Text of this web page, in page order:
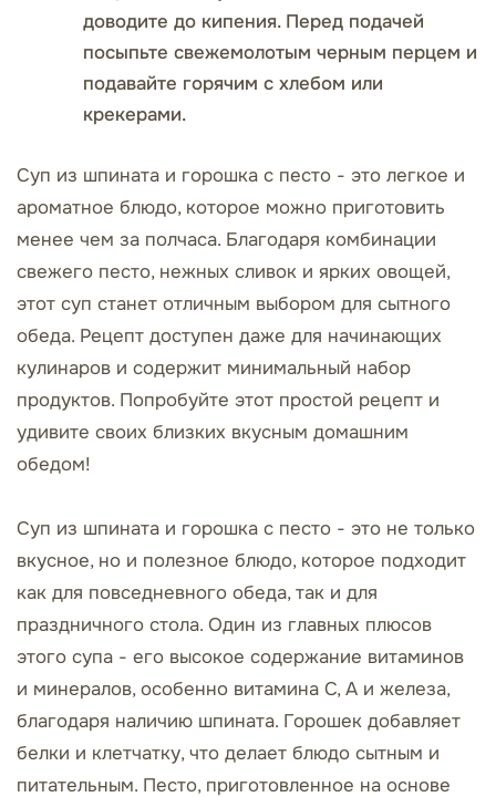
доводите до кипения. Перед подачей
посыпьте свежемолотым черным перцем и
подавайте горячим с хлебом или
крекерами.
Суп из шпината и горошка с песто - это легкое и
ароматное блюдо, которое можно приготовить
менее чем за полчаса. Благодаря комбинации
свежего песто, нежных сливок и ярких овощей,
этот суп станет отличным выбором для сытного
обеда. Рецепт доступен даже для начинающих
кулинаров и содержит минимальный набор
продуктов. Попробуйте этот простой рецепт и
удивите своих близких вкусным домашним
обедом!
Суп из шпината и горошка с песто - это не только
вкусное, но и полезное блюдо, которое подходит
как для повседневного обеда, так и для
праздничного стола. Один из главных плюсов
этого супа - его высокое содержание витаминов
и минералов, особенно витамина C, A и железа,
благодаря наличию шпината. Горошек добавляет
белки и клетчатку, что делает блюдо сытным и
питательным. Песто, приготовленное на основе